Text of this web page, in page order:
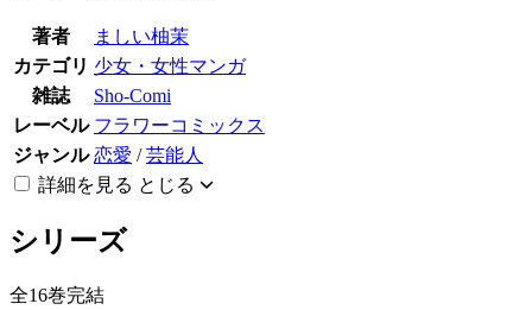
著者
ましい柚茉
カテゴリ 少女・女性マンガ
雑誌
Sho-Comi
レーベル フラワーコミックス
ジャンル 恋愛 /芸能人
詳細を見る とじる
シリーズ
全16巻完結